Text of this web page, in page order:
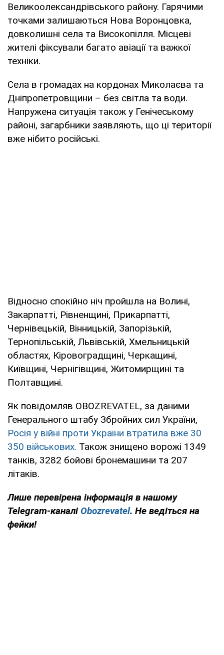
Великоолександрівського району. Гарячими
точками залишаються Нова Воронцовка,
довколишні села та Високопілля. Місцеві
жителі фіксували багато авіації та важкої
техніки.
Села в громадах на кордонах Миколаєва та
Дніпропетровщини – без світла та води.
Напружена ситуація також у Генічеському
районі, загарбники заявляють, що ці території
вже нібито російські.
Відносно спокійно ніч пройшла на Волині,
Закарпатті, Рівненщині, Прикарпатті,
Чернівецькій, Вінницькій, Запорізькій,
Тернопільській, Львівській, Хмельницькій
областях, Кіровоградщині, Черкащині,
Київщині, Чернігівщині, Житомирщині та
Полтавщині.
Як повідомляв OBOZREVATEL, за даними
Генерального штабу Збройних сил України,
Росія у війні проти України втратила вже 30
350 військових. Також знищено ворожі 1349
танків, 3282 бойові бронемашини та 207
літаків.
Лише перевірена інформація в нашому
Telegram-каналі Obozrevatel. Не ведіться на
фейки!